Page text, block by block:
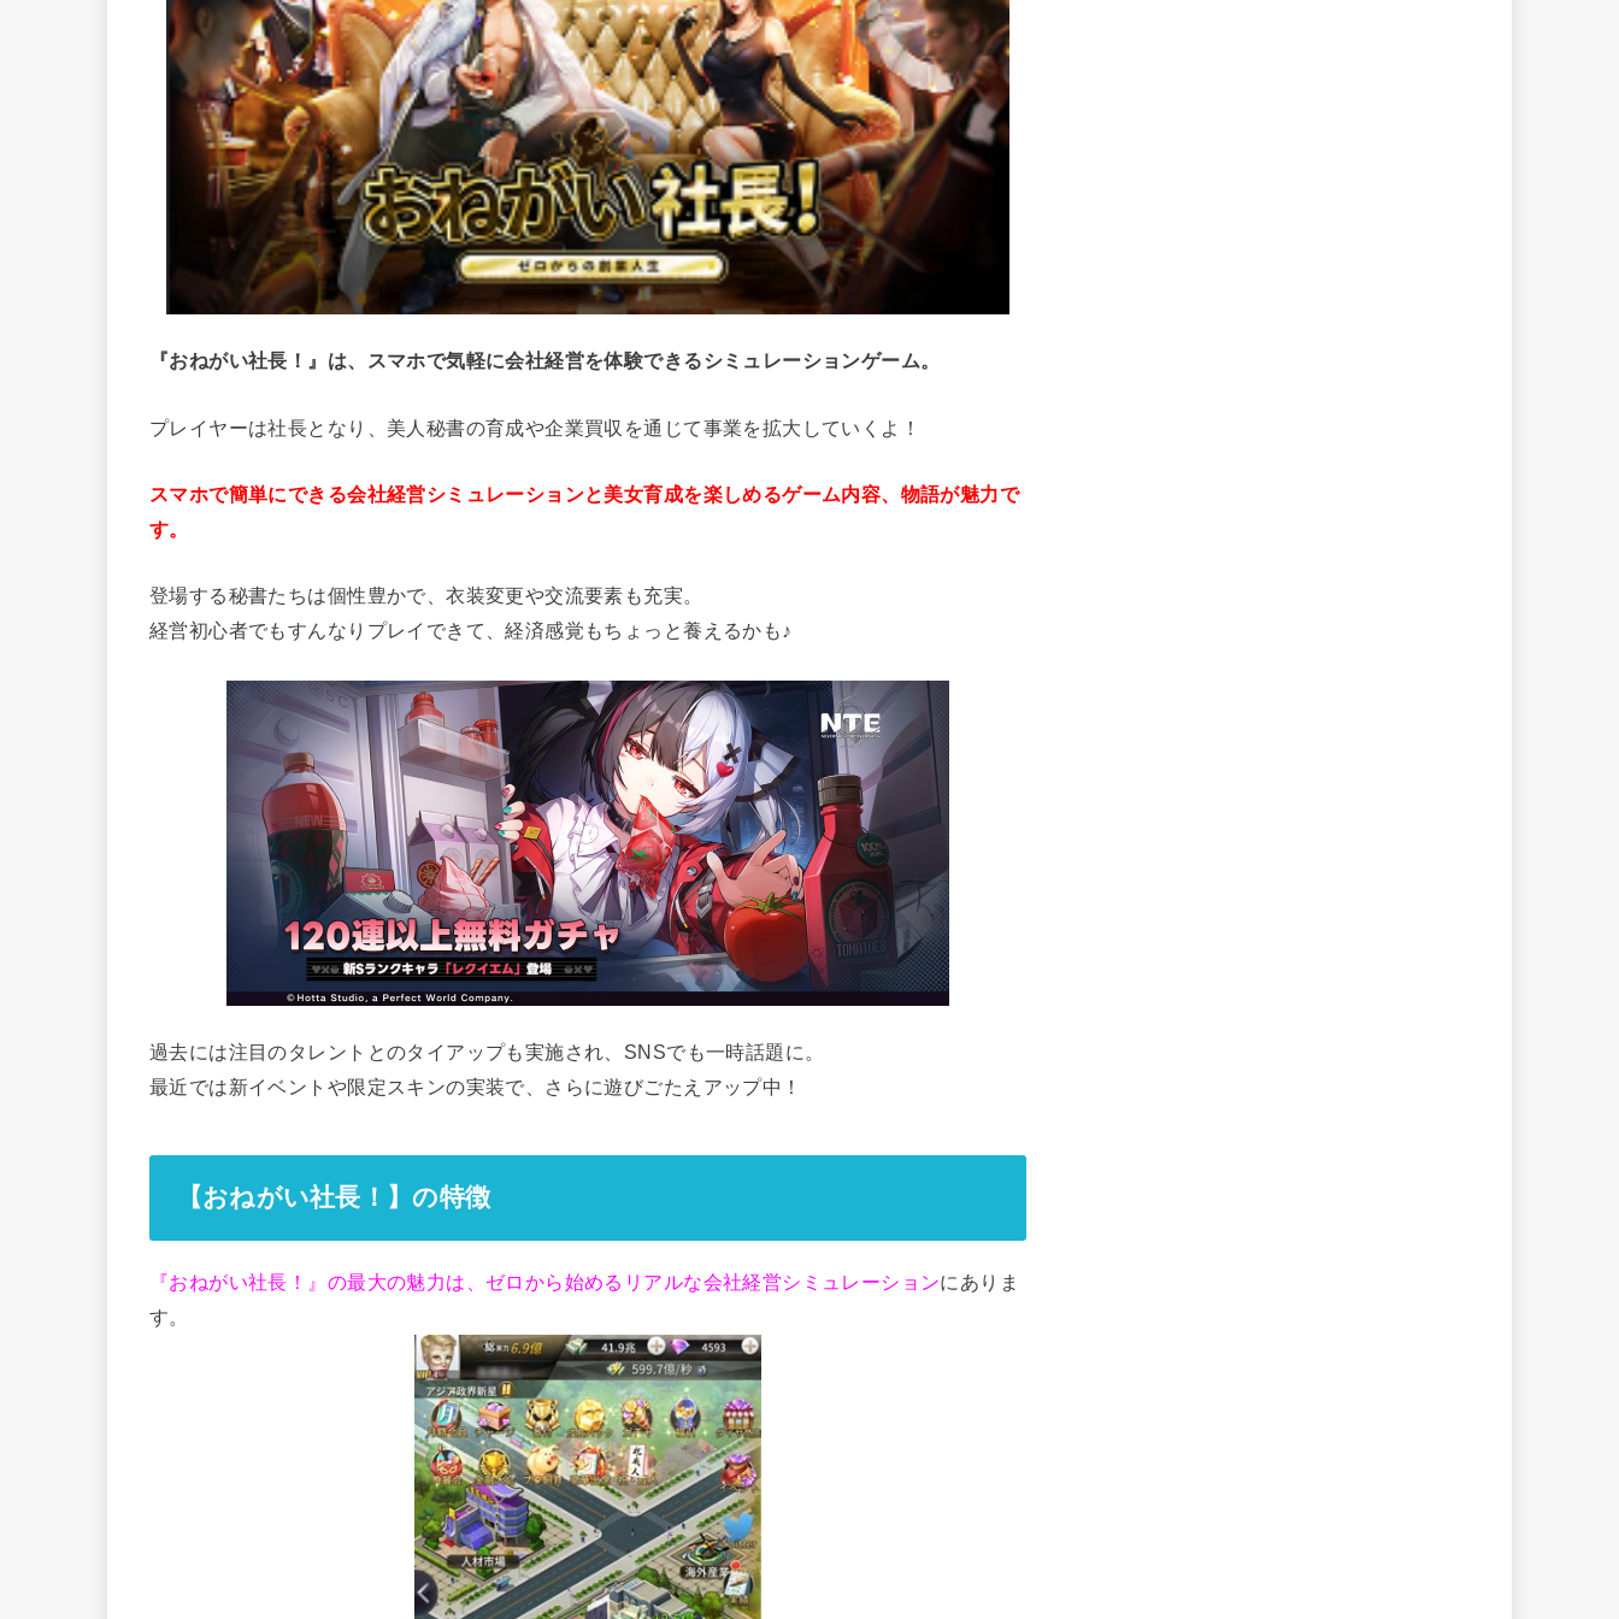
『おねがい社長！』は、スマホで気軽に会社経営を体験できるシミュレーションゲーム。
プレイヤーは社長となり、美人秘書の育成や企業買収を通じて事業を拡大していくよ！
スマホで簡単にできる会社経営シミュレーションと美女育成を楽しめるゲーム内容、物語が魅力で
す。
登場する秘書たちは個性豊かで、衣装変更や交流要素も充実。
経営初心者でもすんなりプレイできて、経済感覚もちょっと養えるかも♪
過去には注目のタレントとのタイアップも実施され、SNSでも一時話題に。
最近では新イベントや限定スキンの実装で、さらに遊びごたえアップ中！
【おねがい社長！】の特徴
『おねがい社長！』の最大の魅力は、ゼロから始めるリアルな会社経営シミュレーションにありま
す。